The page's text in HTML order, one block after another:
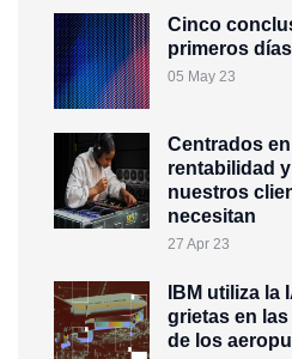
Cinco
primeros
05 May 23
Centrados
rentabilidad
nuestros
necesitan
27 Apr 23
IBM utiliza la
grietas en
de los